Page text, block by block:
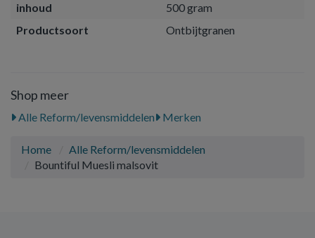
inhoud
500 gram
Productsoort
Ontbijtgranen
Shop meer
Alle Reform/levensmiddelen Merken
Home
Alle Reform/levensmiddelen
Bountiful Muesli malsovit